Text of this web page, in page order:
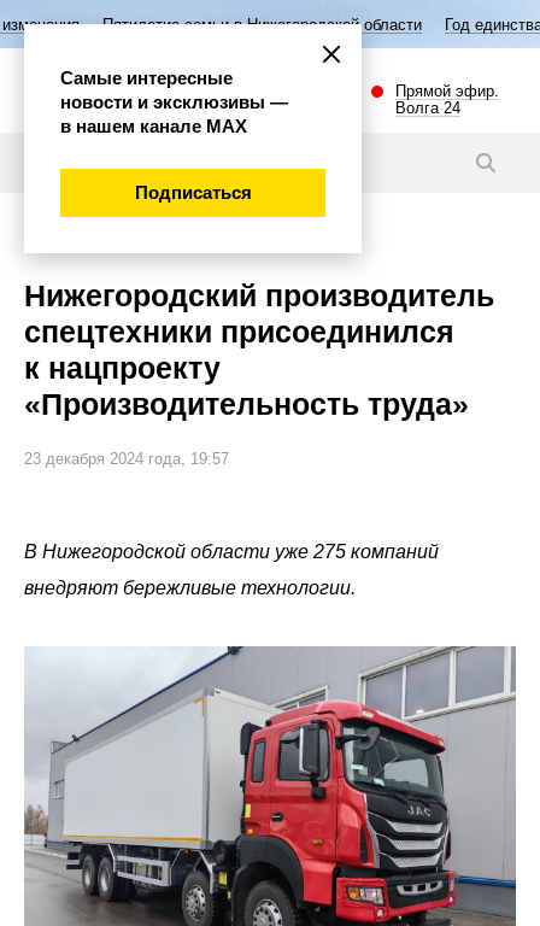
семьи в Нижегородской области Год единства народов России
Прямой эфир.
Волга 24
Нижегородский производитель
спецтехники присоединился
к нацпроекту
«Производительность труда»
23 декабря 2024 года, 19:57
В Нижегородской области уже 275 компаний
внедряют бережливые технологии.
Самые интересные
новости и эксклюзивы —
в нашем канале МАХ
Подписаться